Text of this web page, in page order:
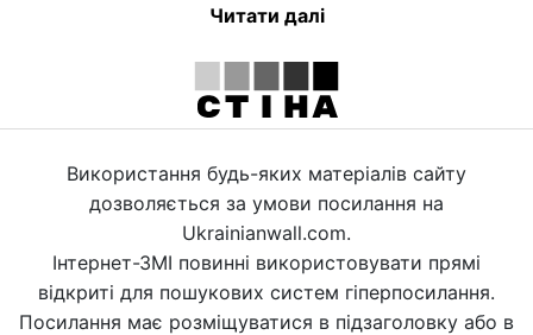
Читати далі
Використання будь-яких матеріалів сайту
дозволяється за умови посилання на
Ukrainianwall.com.
Інтернет-ЗМІ повинні використовувати прямі
відкриті для пошукових систем гіперпосилання.
Посилання має розміщуватися в підзаголовку або в